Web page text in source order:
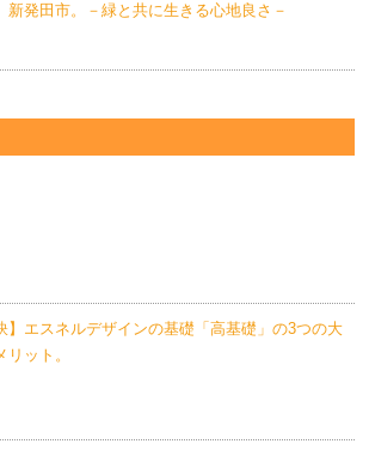
新発田市。－緑と共に生きる心地良さ－
】エスネルデザインの基礎「高基礎」の3つの大
リット。